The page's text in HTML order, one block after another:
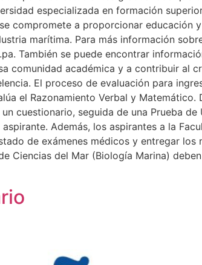
especializada en formación
compromete a proporcionar educación
marítima. Para más información
También se puede encontrar
comunidad académica y a contribuir al
El proceso de evaluación para
el Razonamiento Verbal y Matemático.
cuestionario, seguida de una Prueba
Además, los aspirantes a la
de exámenes médicos y entregar los
Ciencias del Mar (Biología Marina)